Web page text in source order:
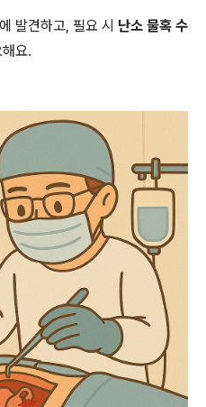
발견하고, 필요 시 난소 물혹 수
요.